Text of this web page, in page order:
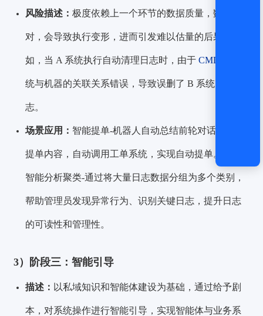
风险描述：极度依赖上一个环节的数据质量，数据不
对，会导致执行变形，进而引发难以估量的后果，例
如，当 A 系统执行自动清理日志时，由于CMDB
统与机器的关联关系错误，导致误删了 B 系统的日
志。
场景应用： 智能提单-机器人自动总结前轮对话，推演
提单内容，自动调用工单系统，实现自动提单。
智能分析聚类-通过将大量日志数据分组为多个类别，
帮助管理员发现异常行为、识别关键日志，提升日志
的可读性和管理性。
3）阶段三：智能引导
描述： 以私域知识和智能体建设为基础，通过给予剧
本，对系统操作进行智能引导，实现智能体与业务系